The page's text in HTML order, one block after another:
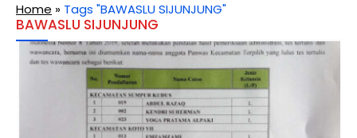
Home » Tags "BAWASLU SIJUNJUNG"
BAWASLU SIJUNJUNG